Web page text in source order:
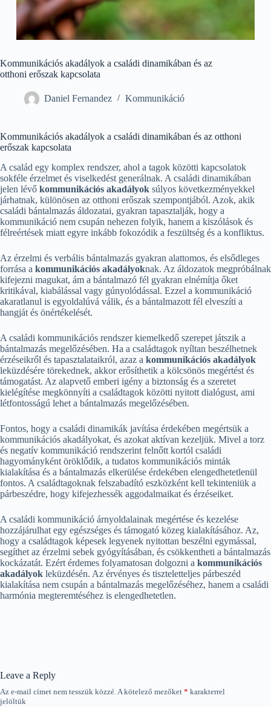
Kommunikációs akadályok a családi dinamikában és az
otthoni erőszak kapcsolata
Daniel Fernandez Kommunikáció
Kommunikációs akadályok a családi dinamikában és az otthoni
erőszak kapcsolata
A család egy komplex rendszer, ahol a tagok közötti kapcsolatok
sokféle érzelmet és viselkedést generálnak. A családi dinamikában
jelen lévő kommunikációs akadályok súlyos következményekkel
járhatnak, különösen az otthoni erőszak szempontjából. Azok, akik
családi bántalmazás áldozatai, gyakran tapasztalják, hogy a
kommunikáció nem csupán nehezen folyik, hanem a kiszólások és
félreértések miatt egyre inkább fokozódik a feszültség és a konfliktus.
Az érzelmi és verbális bántalmazás gyakran alattomos, és elsődleges
forrása a kommunikációs akadályoknak. Az áldozatok megpróbálnak
kifejezni magukat, ám a bántalmazó fél gyakran elnémítja őket
kritikával, kiabálással vagy gúnyolódással. Ezzel a kommunikáció
akaratlanul is egyoldalúvá válik, és a bántalmazott fél elveszíti a
hangját és önértékelését.
A családi kommunikációs rendszer kiemelkedő szerepet játszik a
bántalmazás megelőzésében. Ha a családtagok nyíltan beszélhetnek
érzéseikről és tapasztalataikról, azaz a kommunikációs akadályok
leküzdésére törekednek, akkor erősíthetik a kölcsönös megértést és
támogatást. Az alapvető emberi igény a biztonság és a szeretet
kielégítése megkönnyíti a családtagok közötti nyitott dialógust, ami
létfontosságú lehet a bántalmazás megelőzésében.
Fontos, hogy a családi dinamikák javítása érdekében megértsük a
kommunikációs akadályokat, és azokat aktívan kezeljük. Mivel a torz
és negatív kommunikáció rendszerint felnőtt kortól családi
hagyományként öröklődik, a tudatos kommunikációs minták
kialakítása és a bántalmazás elkerülése érdekében elengedhetetlenül
fontos. A családtagoknak felszabadító eszközként kell tekinteniük a
párbeszédre, hogy kifejezhessék aggodalmaikat és érzéseiket.
A családi kommunikáció árnyoldalainak megértése és kezelése
hozzájárulhat egy egészséges és támogató közeg kialakításához. Az,
hogy a családtagok képesek legyenek nyitottan beszélni egymással,
segíthet az érzelmi sebek gyógyításában, és csökkentheti a bántalmazás
kockázatát. Ezért érdemes folyamatosan dolgozni a kommunikációs
akadályok leküzdésén. Az érvényes és tiszteletteljes párbeszéd
kialakítása nem csupán a bántalmazás megelőzéséhez, hanem a családi
harmónia megteremtéséhez is elengedhetetlen.
Leave a Reply
Az e-mail címet nem tesszük közzé.A kötelező mezőket * karakterrel
jelöltük